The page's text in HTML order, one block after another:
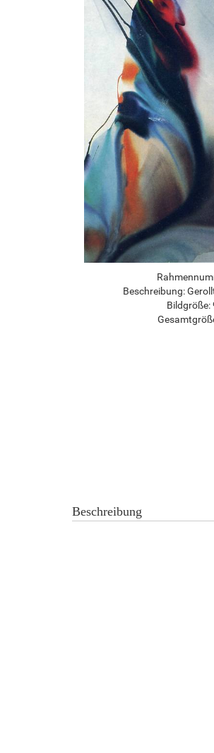
Beschreibung:
Bildgröße:
Beschreibung